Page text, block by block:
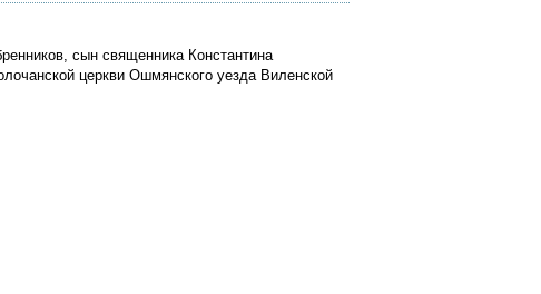
сын священника Константина
церкви Ошмянского уезда Виленской